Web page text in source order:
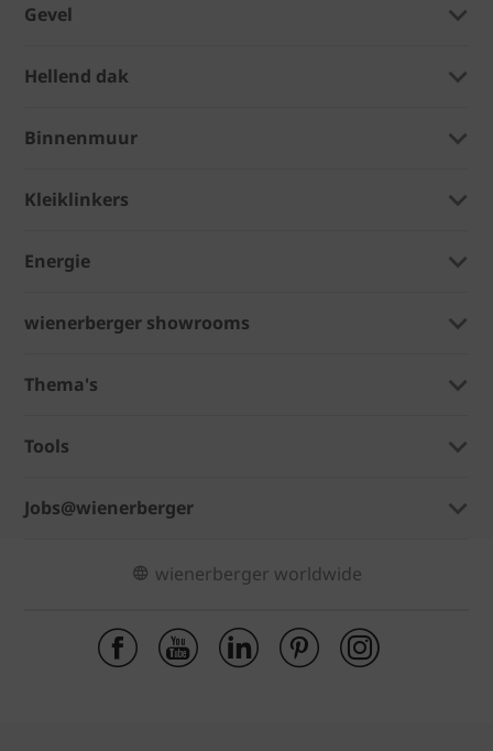
Gevel
Hellend dak
Binnenmuur
Kleiklinkers
Energie
wienerberger showrooms
Thema's
Tools
Jobs@wienerberger
wienerberger worldwide